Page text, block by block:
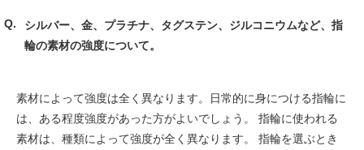
シルバー、金、プラチナ、タグステン、ジルコニウムなど、指
輪の素材の強度について。
素材によって強度は全く異なります。日常的に身につける指輪に
は、ある程度強度があった方がよいでしょう。 指輪に使われる
素材は、種類によって強度が全く異なります。 指輪を選ぶとき